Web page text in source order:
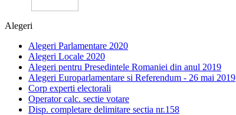
Alegeri
Alegeri Parlamentare 2020
Alegeri Locale 2020
Alegeri pentru Presedintele Romaniei din anul 2019
Alegeri Europarlamentare si Referendum - 26 mai 2019
Corp experti electorali
Operator calc. sectie votare
Disp. completare delimitare sectia nr.158